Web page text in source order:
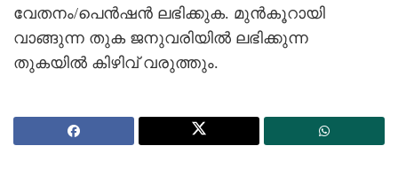
വേതനം/പെന്‍ഷന്‍ ലഭിക്കുക. മുന്‍കൂറായി
വാങ്ങുന്ന തുക ജനുവരിയില്‍ ലഭിക്കുന്ന
തുകയില്‍ കിഴിവ് വരുത്തും.